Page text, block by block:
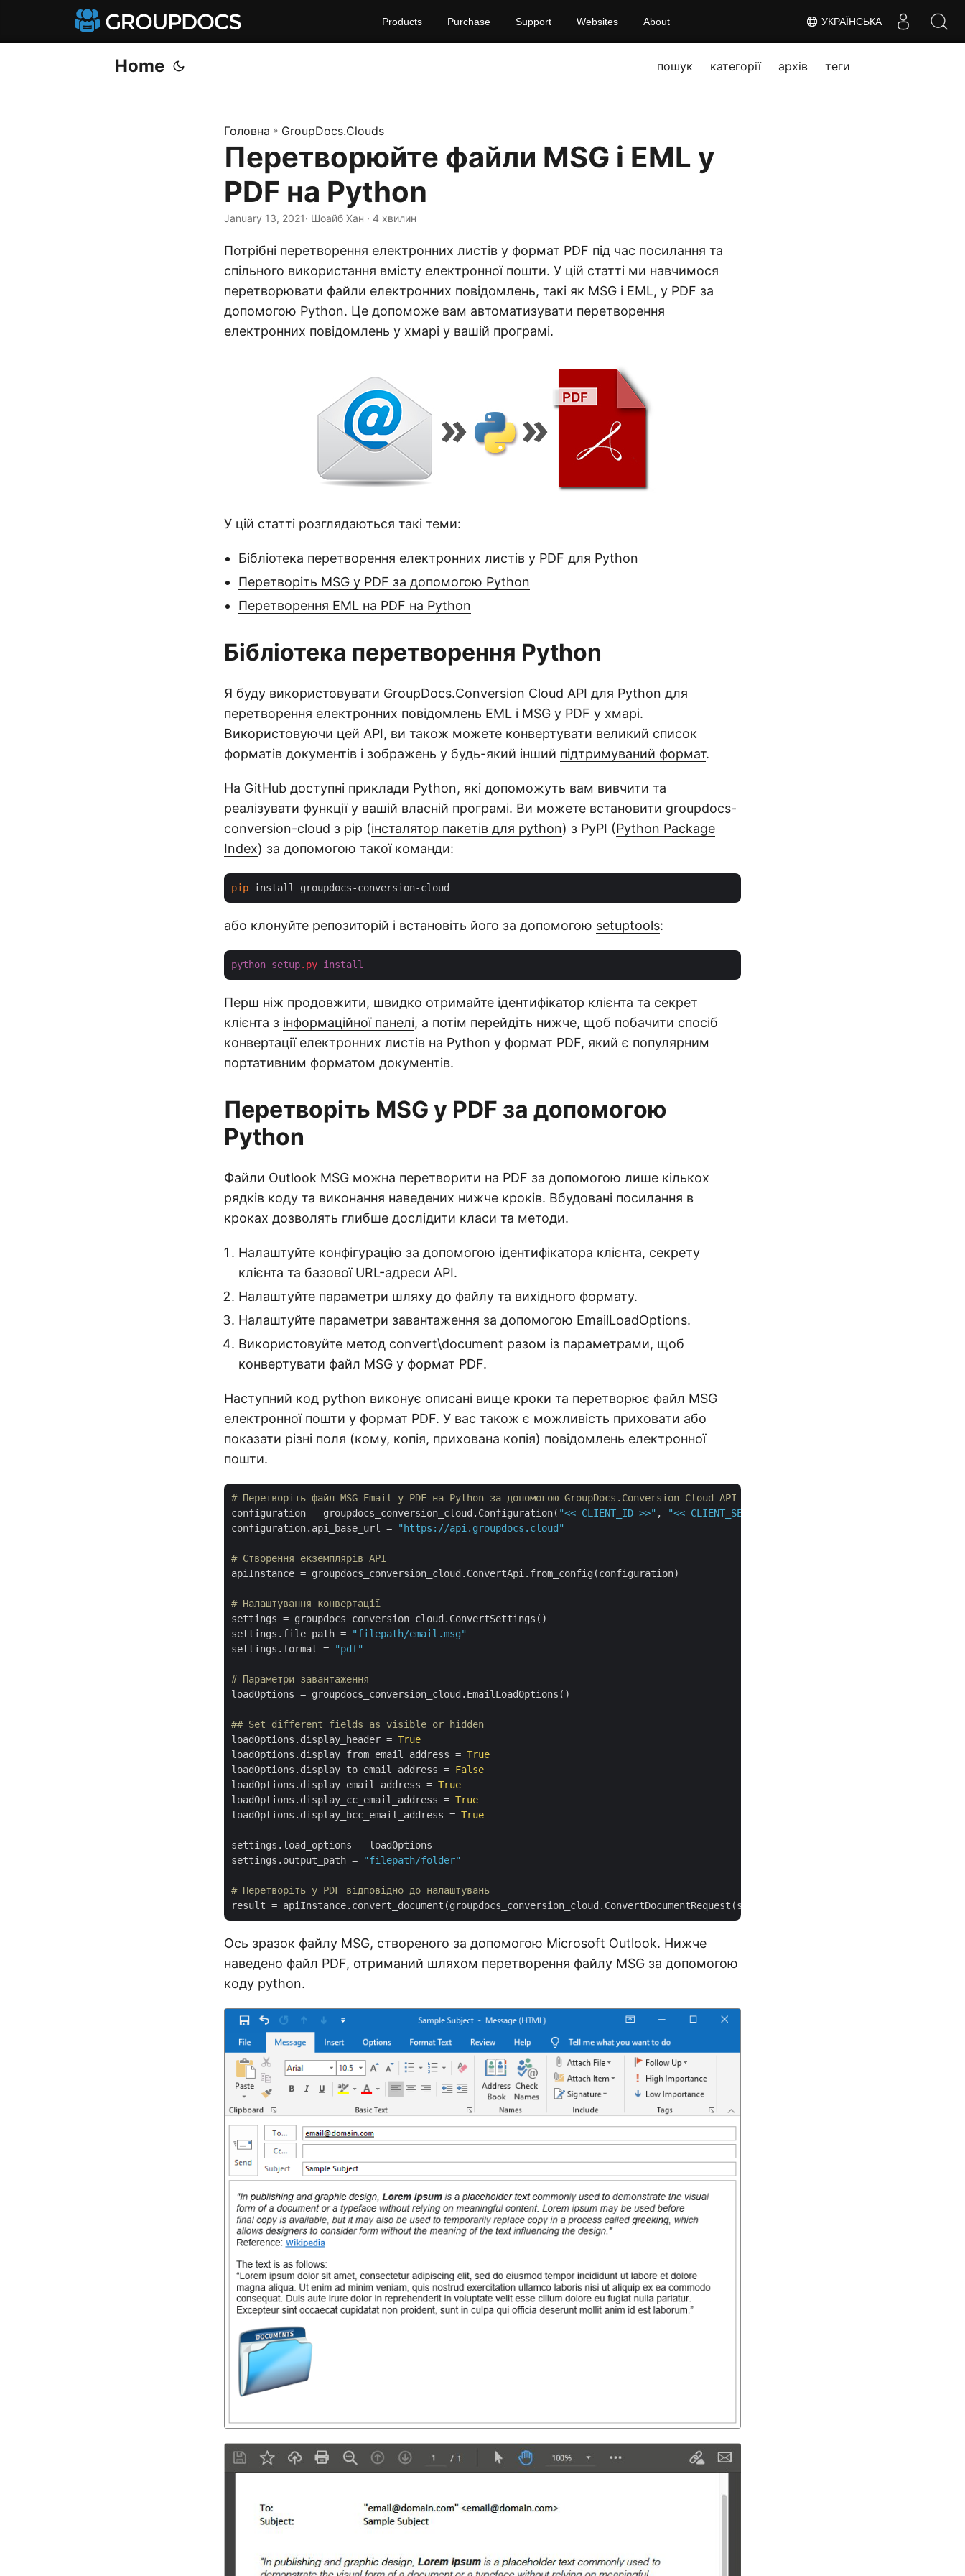
УКРАЇНСЬКА
Products Purchase Support Websites About
Home пошук категорії архів теги
Головна » GroupDocs.Clouds
Перетворюйте файли MSG і EML у
PDF на Python
January 13, 2021· Шоайб Хан · 4 хвилин
Потрібні перетворення електронних листів у формат PDF під час посилання та
спільного використання вмісту електронної пошти. У цій статті ми навчимося
перетворювати файли електронних повідомлень, такі як MSG і EML, у PDF за
допомогою Python. Це допоможе вам автоматизувати перетворення
електронних повідомлень у хмарі у вашій програмі.
У цій статті розглядаються такі теми:
Бібліотека перетворення електронних листів у PDF для Python
Перетворіть MSG у PDF за допомогою Python
Перетворення EML на PDF на Python
Бібліотека перетворення Python
Я буду використовувати GroupDocs.Conversion Cloud API для Python для
перетворення електронних повідомлень EML і MSG у PDF у хмарі.
Використовуючи цей API, ви також можете конвертувати великий список
форматів документів і зображень у будь-який інший підтримуваний формат.
На GitHub доступні приклади Python, які допоможуть вам вивчити та
реалізувати функції у вашій власній програмі. Ви можете встановити groupdocs-
conversion-cloud з pip (інсталятор пакетів для python) з PyPI (Python Package
Index) за допомогою такої команди:
pip
або клонуйте репозиторій і встановіть його за допомогою setuptools:
python setup.py install
Перш ніж продовжити, швидко отримайте ідентифікатор клієнта та секрет
клієнта з інформаційної панелі, а потім перейдіть нижче, щоб побачити спосіб
конвертації електронних листів на Python у формат PDF, який є популярним
портативним форматом документів.
Перетворіть MSG у PDF за допомогою
Python
Файли Outlook MSG можна перетворити на PDF за допомогою лише кількох
рядків коду та виконання наведених нижче кроків. Вбудовані посилання в
кроках дозволять глибше дослідити класи та методи.
Налаштуйте конфігурацію за допомогою ідентифікатора клієнта, секрету
клієнта та базової URL-адреси API.
Налаштуйте параметри шляху до файлу та вихідного формату.
Налаштуйте параметри завантаження за допомогою EmailLoadOptions.
Використовуйте метод convert\document разом із параметрами, щоб
конвертувати файл MSG у формат PDF.
Наступний код python виконує описані вище кроки та перетворює файл MSG
електронної пошти у формат PDF. У вас також є можливість приховати або
показати різні поля (кому, копія, прихована копія) повідомлень електронної
пошти.
# Перетворіть файл MSG Email у PDF на Python за допомогою GroupDocs.Conversion Cloud API
configuration = groupdocs_conversion_cloud.Configuration( "<< CLIENT_ID >>" , "<< CLIENT_SECRET >>"
configuration.api_base_url
= "https://api.groupdocs.cloud"
# Створення екземплярів API
apiInstance = groupdocs_conversion_cloud.ConvertApi.from_config(configuration)
# Налаштування конвертації
settings
settings.file_path =
"filepath/email.msg"
settings.format = "pdf"
# Параметри завантаження
loadOptions = groupdocs_conversion_cloud.EmailLoadOptions()
## Set different fields as visible or hidden
loadOptions.display_header = True
loadOptions.display_from_email_address = True
loadOptions.display_to_email_address = False
loadOptions.display_email_address = True
loadOptions.display_cc_email_address = True
loadOptions.display_bcc_email_address = True
settings.load_options
settings.output_path = "filepath/folder"
# Перетворіть у PDF відповідно до налаштувань
result
Ось зразок файлу MSG, створеного за допомогою Microsoft Outlook. Нижче
наведено файл PDF, отриманий шляхом перетворення файлу MSG за допомогою
коду python.